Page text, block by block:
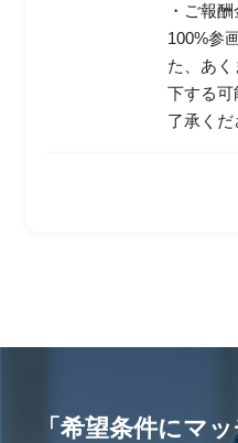
・ご報
100%参
た、あ
下する可
了承くだ
「希望条件にマ